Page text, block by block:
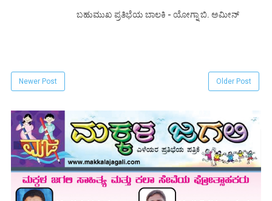
ಬಹುಮುಖ ಪ್ರತಿಭೆಯ ಬಾಲಕಿ - ಯೋಗ್ನಾ ಬಿ. ಅಮೀನ್
Newer Post Older Post